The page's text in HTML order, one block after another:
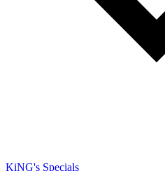
KiNG's Specials